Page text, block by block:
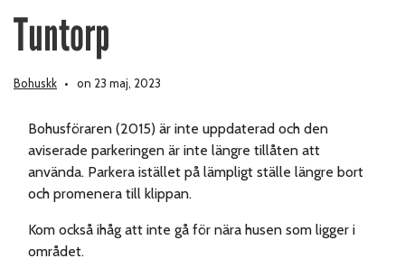
Tuntorp
Bohuskk on 23 maj, 2023
Bohusföraren (2015) är inte uppdaterad och den
aviserade parkeringen är inte längre tillåten att
använda. Parkera istället på lämpligt ställe längre bort
och promenera till klippan.
Kom också ihåg att inte gå för nära husen som ligger i
området.